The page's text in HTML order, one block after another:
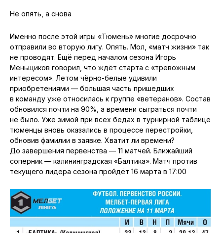
Не опять, а снова
Именно после этой игры «Тюмень» многие досрочно
отправили во вторую лигу. Опять. Мол, «матч жизни» так
не проводят. Ещё перед началом сезона Игорь
Меньщиков говорил, что ждёт старта с «тревожным
интересом». Летом чёрно-белые удивили
приобретениями — большая часть пришедших
в команду уже относилась к группе «ветеранов». Состав
обновился почти на 90%, а времени сыграться почти
не было. Уже зимой при всех бедах в турнирной таблице
тюменцы вновь оказались в процессе перестройки,
обновив фамилии в заявке. Хватит ли времени?
До завершения первенства — 11 матчей. Ближайший
соперник — калининградская «Балтика». Матч против
текущего лидера сезона пройдёт 16 марта в 17:00